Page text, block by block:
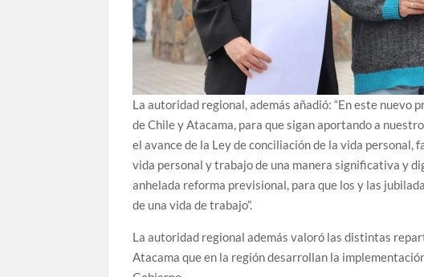
La autoridad regional, además añadió: “En este
de Chile y Atacama, para que sigan aportando a
el avance de la Ley de conciliación de la vida
vida personal y trabajo de una manera significativa y
anhelada reforma previsional, para que los y las
de una vida de trabajo”.
La autoridad regional además valoró las distintas
Atacama que en la región desarrollan la